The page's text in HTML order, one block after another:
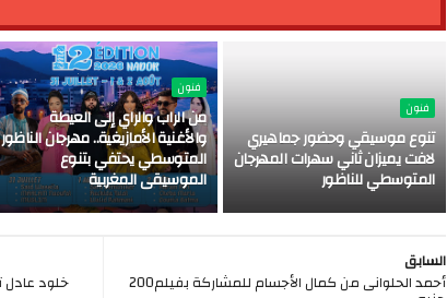
فنون
تنوع موسيقي وحضور جماهيري
لافت يميزان ثاني سهرات المهرجان
المتوسطي للناظور
فنون
من الراب والراي إلى العيطة
والأغنية الأمازيغية.. مهرجان الناظور
المتوسطي يحتفي بتنوع
الموسيقى المغربية
السابق
أحمد الحلوانى من كمال الأجسام للمشاركة بفيلم200